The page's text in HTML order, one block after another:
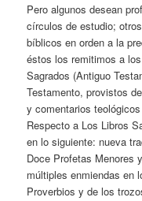
Pero algunos desean
círculos de estudio;
bíblicos en orden a la
éstos los remitimos a
Sagrados (Antiguo
Testamento, provistos
y comentarios
Respecto a Los Libros
en lo siguiente: nueva
Doce Profetas Menores
múltiples enmiendas en
Proverbios y de los